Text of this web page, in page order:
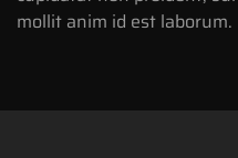
mollit anim id est laborum.